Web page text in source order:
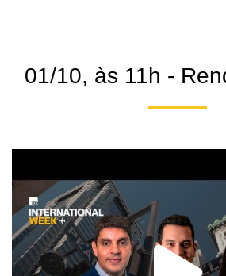
01/10, às 11h -